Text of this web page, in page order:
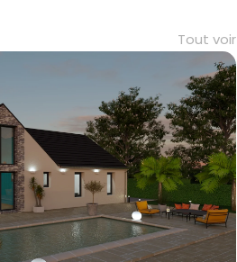
Tout voir